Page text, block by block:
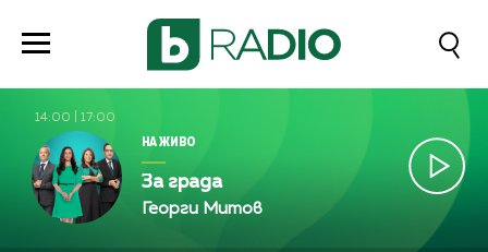
14:00 17:00
НА ЖИВО
За града
Георги Митов